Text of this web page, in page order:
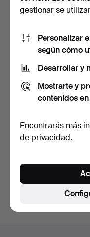
blanco de 18K con b…
Suscribir búsqueda
También puedes
subastas concluidas.
gestionar se
Personalizar
según cómo
Desarrollar y
Mostrarte y
contenidos
Encontrarás más
de privacidad.